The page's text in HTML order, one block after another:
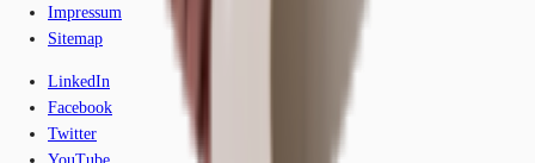
Impressum
Sitemap
LinkedIn
Facebook
Twitter